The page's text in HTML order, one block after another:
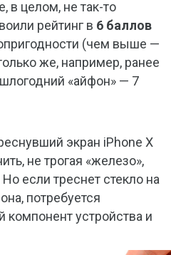
в целом, не так-то
рейтинг в 6 баллов
(чем выше —
же, например, ранее
«айфон» — 7
экран iPhone X
не трогая «железо»,
если треснет стекло на
потребуется
устройства и